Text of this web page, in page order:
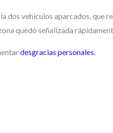
dos vehículos aparcados,
quedó señalizada
desgracias personales.